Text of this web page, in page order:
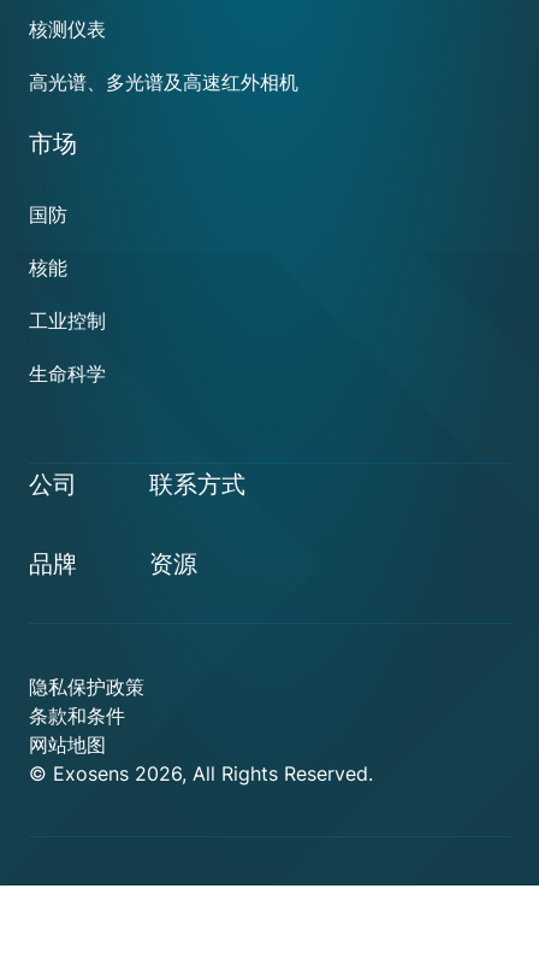
核测仪表
高光谱、多光谱及高速红外相机
市场
国防
核能
工业控制
生命科学
公司 联系方式
品牌 资源
隐私保护政策
条款和条件
网站地图
© Exosens 2026, All Rights Reserved.